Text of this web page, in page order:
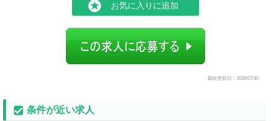
お気に入りに追加
最終更新日：2026/07/30
条件が近い求人